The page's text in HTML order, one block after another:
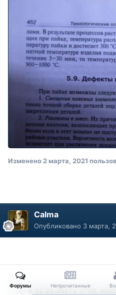
Изменено 2 марта, 2021
Calma
Опубликовано 3 марта,
В 02.03.2021 в 17:40,
Форумы Непрочитанные